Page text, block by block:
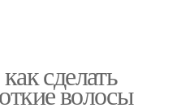
сделать
волосы